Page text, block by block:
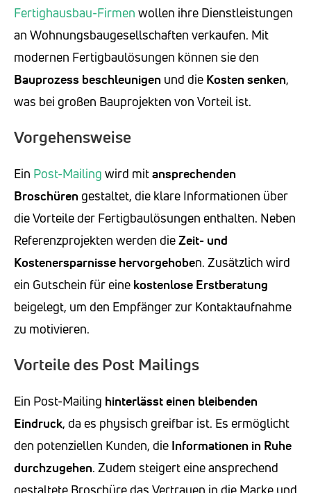
Fertighausbau-Firmen wollen ihre Dienstleistungen
an Wohnungsbaugesellschaften verkaufen. Mit
modernen Fertigbaulösungen können sie den
Bauprozess beschleunigen und die Kosten senken,
was bei großen Bauprojekten von Vorteil ist.
Vorgehensweise
Ein Post-Mailing wird mitansprechenden
Broschüren gestaltet, die klare Informationen über
die Vorteile der Fertigbaulösungen enthalten. Neben
Referenzprojekten werden dieZeit- und
Kostenersparnisse hervorgehoben. Zusätzlich wird
ein Gutschein für eine kostenlose Erstberatung
beigelegt, um den Empfänger zur Kontaktaufnahme
zu motivieren.
Vorteile des Post Mailings
Ein Post-Mailing hinterlässt einen bleibenden
Eindruck, da es physisch greifbar ist. Es ermöglicht
den potenziellen Kunden, die Informationen in Ruhe
durchzugehen. Zudem steigert eine ansprechend
gestaltete Broschüre das Vertrauen in die Marke und